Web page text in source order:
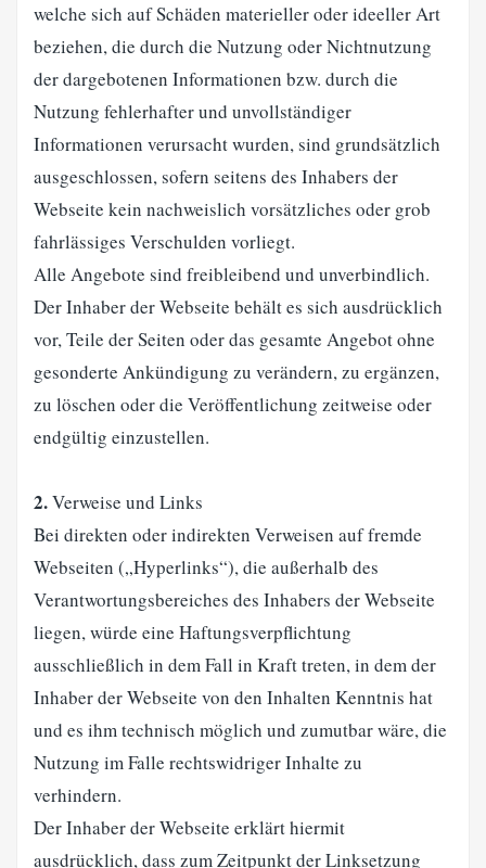
welche sich auf Schäden materieller oder ideeller Art
beziehen, die durch die Nutzung oder Nichtnutzung
der dargebotenen Informationen bzw. durch die
Nutzung fehlerhafter und unvollständiger
Informationen verursacht wurden, sind grundsätzlich
ausgeschlossen, sofern seitens des Inhabers der
Webseite kein nachweislich vorsätzliches oder grob
fahrlässiges Verschulden vorliegt.
Alle Angebote sind freibleibend und unverbindlich.
Der Inhaber der Webseite behält es sich ausdrücklich
vor, Teile der Seiten oder das gesamte Angebot ohne
gesonderte Ankündigung zu verändern, zu ergänzen,
zu löschen oder die Veröffentlichung zeitweise oder
endgültig einzustellen.
2.Verweise und Links
Bei direkten oder indirekten Verweisen auf fremde
Webseiten („Hyperlinks“), die außerhalb des
Verantwortungsbereiches des Inhabers der Webseite
liegen, würde eine Haftungsverpflichtung
ausschließlich in dem Fall in Kraft treten, in dem der
Inhaber der Webseite von den Inhalten Kenntnis hat
und es ihm technisch möglich und zumutbar wäre, die
Nutzung im Falle rechtswidriger Inhalte zu
verhindern.
Der Inhaber der Webseite erklärt hiermit
ausdrücklich, dass zum Zeitpunkt der Linksetzung